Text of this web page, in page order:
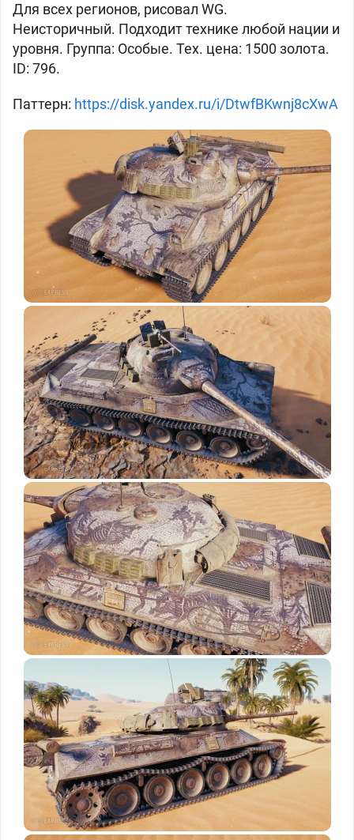
Для всех регионов, рисовал WG.
Неисторичный. Подходит технике любой нации и
уровня. Группа: Особые. Тех. цена: 1500 золота.
ID: 796.
Паттерн: https://disk.yandex.ru/i/DtwfBKwnj8cXwA